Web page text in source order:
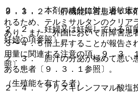
９．３．２． 肝機能障害患者：本
れるため、テルミサルタンのクリア
あり、また、外国において肝障害患
３〜４．５倍上昇することが報告さ
用量に関連する注意の項、９．３．
照〕。
（生殖能を有する者）
２．１． 本剤の成分に対し過敏症
２．２． 妊婦又は妊娠している可
妊婦の項参照〕。
２．３． 胆汁の分泌が極めて悪い
ある患者〔９．３．１参照〕。
２．４． アリスキレンフマル酸塩